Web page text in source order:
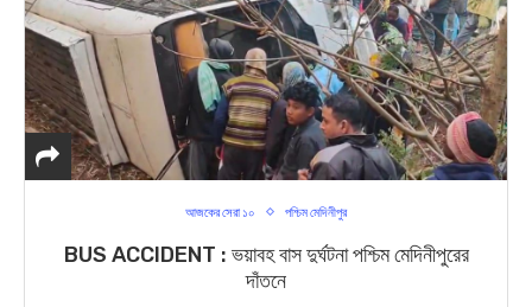
আজকের সেরা ১০ পশ্চিম মেদিনীপুর
BUS ACCIDENT : ভয়াবহ বাস দুর্ঘটনা পশ্চিম মেদিনীপুরের
দাঁতনে